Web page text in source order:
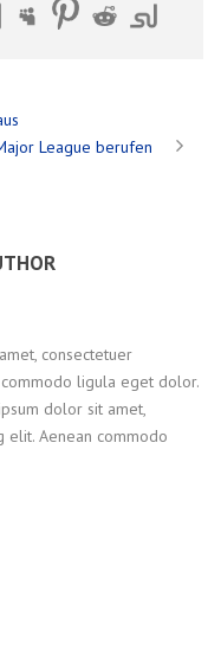
League berufen
consectetuer
ligula eget dolor.
dolor sit amet,
elit. Aenean commodo